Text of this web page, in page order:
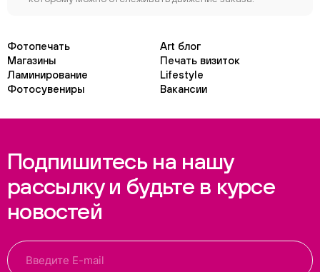
Фотопечать
Art блог
Магазины
Печать визиток
Ламинирование
Lifestyle
Фотосувениры
Вакансии
Подпишитесь на нашу
рассылку и будьте в курсе
новостей